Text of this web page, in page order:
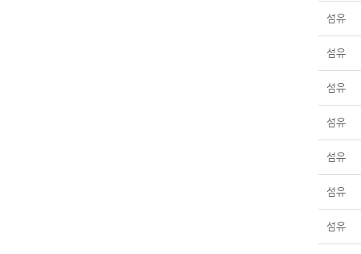
섬유
섬유
섬유
섬유
섬유
섬유
섬유